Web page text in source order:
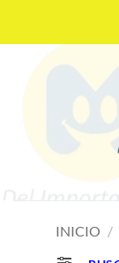
contenido
INICIO /